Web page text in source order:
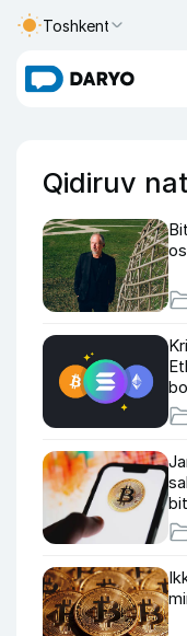
Toshkent
Qidiruv